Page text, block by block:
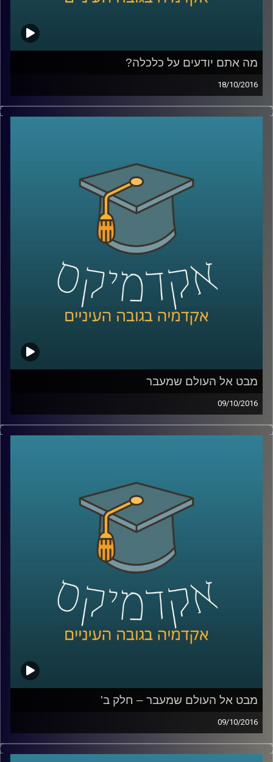
קרדיט תמונות:AudioVersity
מה אתם יודעים על כלכלה?
18/10/2016
איפה אתן על הציר הכלכלי-פוליטי? יודעים
בסיסיים בכלכלה שהפכו פופוליסטיים, ועושה
זאת דרך מקרה הבוחן של ארגוני עובדים במגזר
הציבורי בישראל.
AudioVersity
מבט אל העולם שמעבר
09/10/2016
בטקסט "הקדמה לפרק חלק" מתאר הרמב"ם
במשלים ובהסברים של הרמב"ם לאופן בו נכון
לקרוא את אגדות חז"ל. כדי לדון בשאלת
תכליתו האחרונה של האדם, הקרויה גם תורת
הגמול, עלינו להעמיק ולפסוע צעד צעד בדרך
השכל שמתווה הרמב"ם. קריאה מודרכת עם
דוקטור גבריאלה ברזין, מומחית לפילוסופיה
יהודית ופילוסופיה אסלאמית של ימי הביניים.
קרדיט תמונות:AudioVersity
מבט אל העולם שמעבר – חלק ב'
09/10/2016
בטקסט "הקדמה לפרק חלק" מתאר הרמב"ם